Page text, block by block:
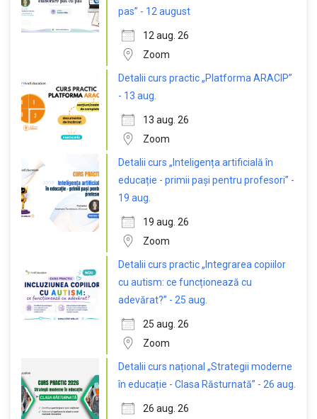
pas” - 12 august
12 aug. 26
Zoom
Detalii curs practic „Platforma ARACIP”
- 13 aug.
13 aug. 26
Zoom
Detalii curs „Inteligența artificială în
educație - primii pași pentru profesori” -
19 aug.
19 aug. 26
Zoom
Detalii curs practic „Integrarea copiilor
cu autism: ce funcționează cu
adevărat?” - 25 aug.
25 aug. 26
Zoom
Detalii curs național „Strategii moderne
în educație - Clasa Răsturnată” - 26 aug.
26 aug. 26